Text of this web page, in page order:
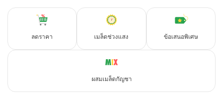
ลดราคา เมล็ดช่วงแสง ข้อเสนอพิเศษ
ผสมเมล็ดกัญชา